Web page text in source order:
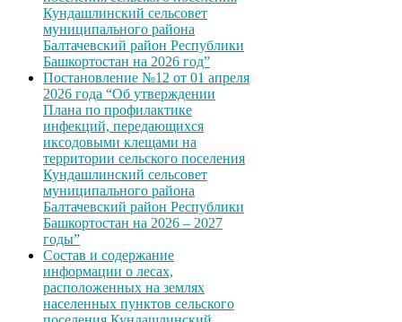
Кундашлинский сельсовет
муниципального района
Балтачевский район Республики
Башкортостан на 2026 год”
Постановление №12 от 01 апреля
2026 года “Об утверждении
Плана по профилактике
инфекций, передающихся
иксодовыми клещами на
территории сельского поселения
Кундашлинский сельсовет
муниципального района
Балтачевский район Республики
Башкортостан на 2026 – 2027
годы”
Состав и содержание
информации о лесах,
расположенных на землях
населенных пунктов сельского